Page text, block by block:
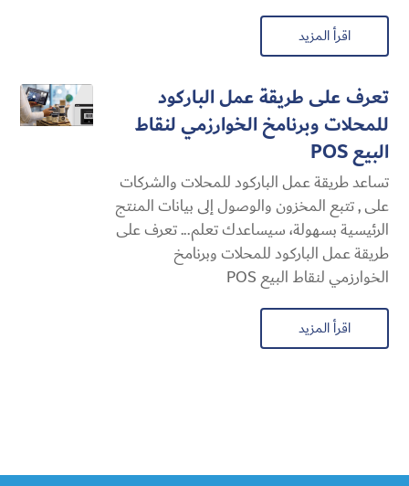
اقرأ المزيد
تعرف على طريقة عمل الباركود
للمحلات وبرنامخ الخوارزمي لنقاط
البيع POS
تساعد طريقة عمل الباركود للمحلات والشركات
على , تتبع المخزون والوصول إلى بيانات المنتج
الرئيسية بسهولة، سيساعدك تعلم... تعرف على
طريقة عمل الباركود للمحلات وبرنامخ
الخوارزمي لنقاط البيع POS
اقرأ المزيد